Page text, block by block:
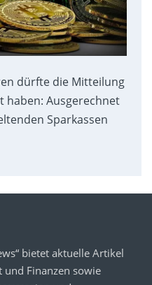
dürfte die Mitteilung
haben: Ausgerechnet
Sparkassen
bietet aktuelle Artikel
Finanzen sowie